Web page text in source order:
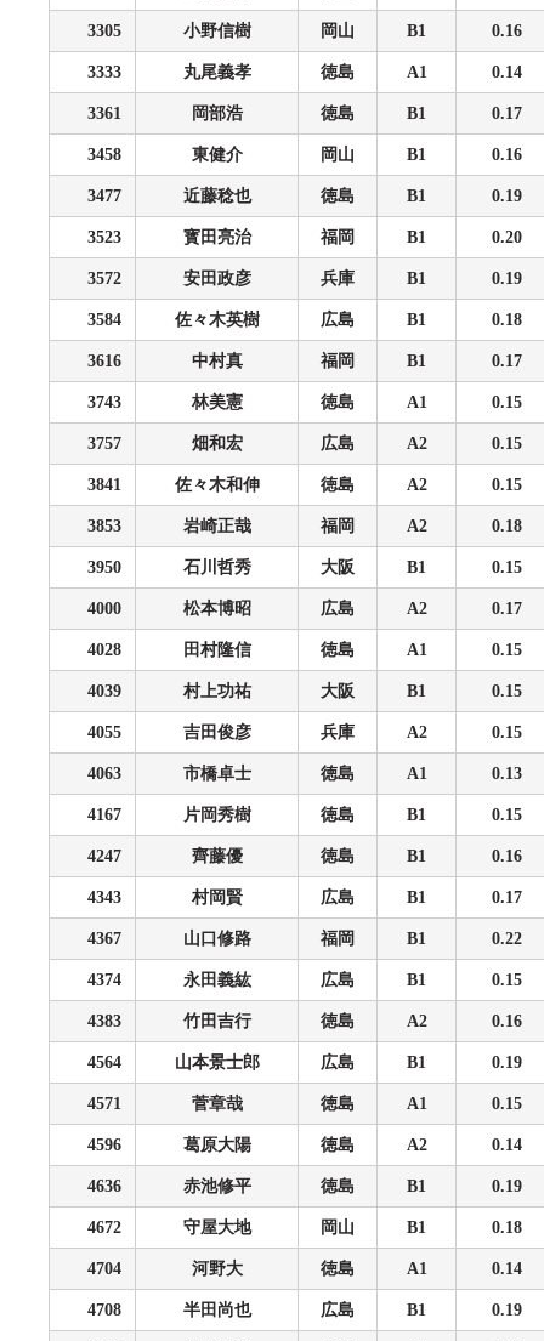
3305 小野信樹 岡山 B1 0.16
3333 丸尾義孝 徳島 A1 0.14
3361 岡部浩 徳島 B1 0.17
3458 東健介 岡山 B1 0.16
3477 近藤稔也 徳島 B1 0.19
3523 寳田亮治 福岡 B1 0.20
3572 安田政彦 兵庫 B1 0.19
3584 佐々木英樹 広島 B1 0.18
3616 中村真 福岡 B1 0.17
3743 林美憲 徳島 A1 0.15
3757 畑和宏 広島 A2 0.15
3841 佐々木和伸 徳島 A2 0.15
3853 岩崎正哉 福岡 A2 0.18
3950 石川哲秀 大阪 B1 0.15
4000 松本博昭 広島 A2 0.17
4028 田村隆信 徳島 A1 0.15
4039 村上功祐 大阪 B1 0.15
4055 吉田俊彦 兵庫 A2 0.15
4063 市橋卓士 徳島 A1 0.13
4167 片岡秀樹 徳島 B1 0.15
4247 齊藤優 徳島 B1 0.16
4343 村岡賢 広島 B1 0.17
4367 山口修路 福岡 B1 0.22
4374 永田義紘 広島 B1 0.15
4383 竹田吉行 徳島 A2 0.16
4564 山本景士郎 広島 B1 0.19
4571 菅章哉 徳島 A1 0.15
4596 葛原大陽 徳島 A2 0.14
4636 赤池修平 徳島 B1 0.19
4672 守屋大地 岡山 B1 0.18
4704 河野大 徳島 A1 0.14
4708 半田尚也 広島 B1 0.19